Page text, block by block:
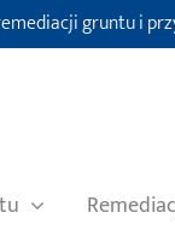
gruntu i